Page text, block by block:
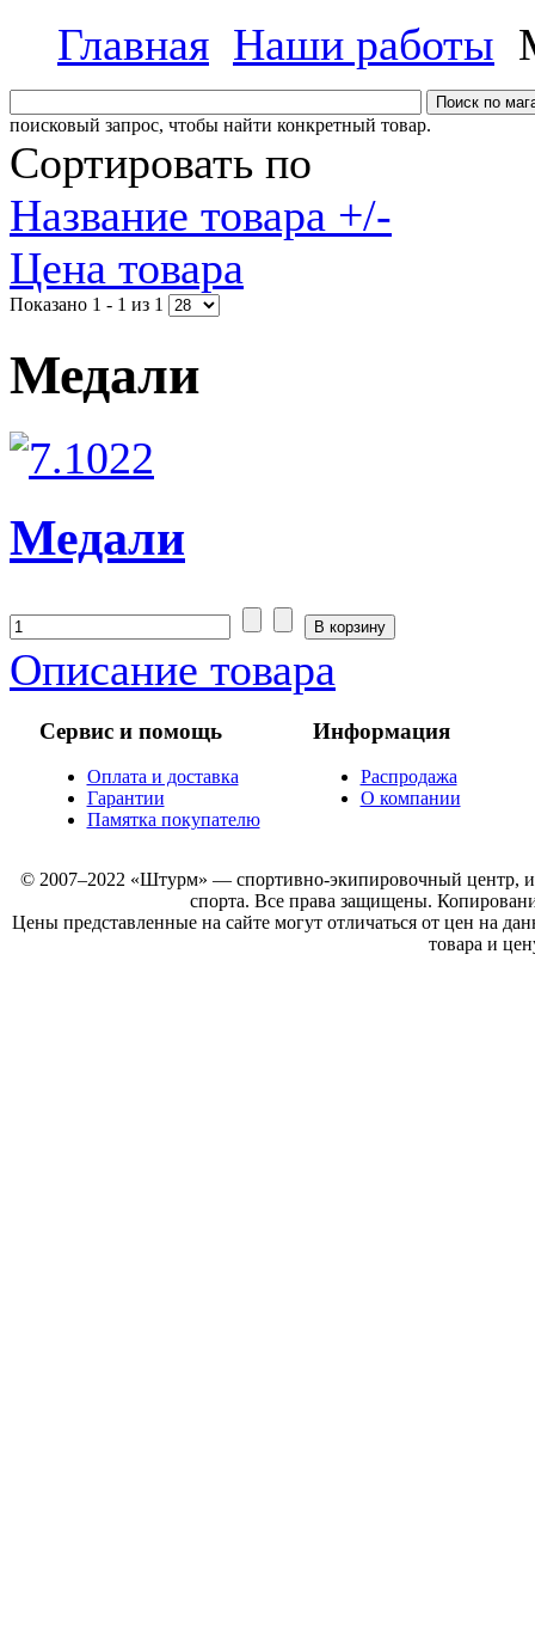
Главная Наши работы
поисковый запрос, чтобы найти конкретный товар.
Сортировать по
Название товара +/-
Цена товара
Показано 1 - 1 из 1
Медали
Медали
Описание товара
Сервис и помощь
Оплата и доставка
Гарантии
Памятка покупателю
Информация
Распродажа
О компании
© 2007–2022 «Штурм» — спортивно-экипировочный центр,
спорта. Все права защищены.
Цены представленные на сайте могут отличаться от цен на
товара и